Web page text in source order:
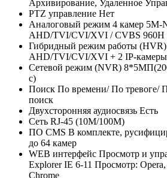
Архивирование, Удаленное
PTZ управление Нет
Аналоговый режим 4 камер 5M-
AHD/TVI/CVI/XVI / CVBS 960Н
Гибридный режим работы (HVR)
AHD/TVI/CVI/XVI + 2 IP-камеры
Сетевой режим (NVR)
с)
Поиск По времени/ По тревоге/
поиск
Двухсторонняя аудиосвязь Есть
Сеть RJ-45 (10M/100М)
ПО CMS В комплекте,
до 64 камер
WEB интерфейс Просмотр и
Explorer IE 6-11 Просмотр:
Chrome